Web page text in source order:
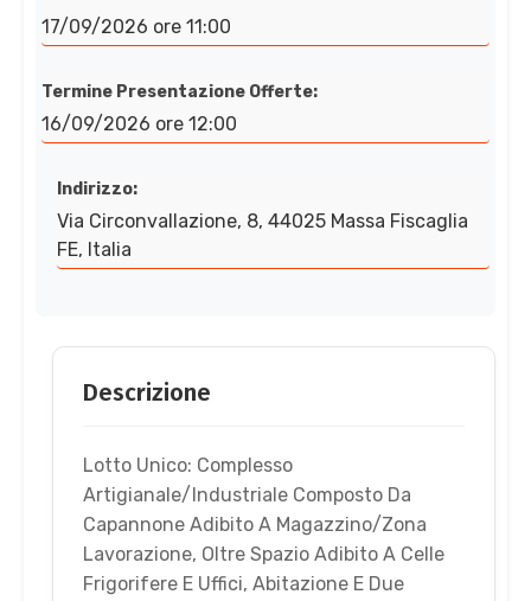
17/09/2026 ore 11:00
Termine Presentazione Offerte:
16/09/2026 ore 12:00
Indirizzo:
Via Circonvallazione, 8, 44025 Massa Fiscaglia
FE, Italia
Descrizione
Lotto Unico: Complesso
Artigianale/Industriale Composto Da
Capannone Adibito A Magazzino/Zona
Lavorazione, Oltre Spazio Adibito A Celle
Frigorifere E Uffici, Abitazione E Due